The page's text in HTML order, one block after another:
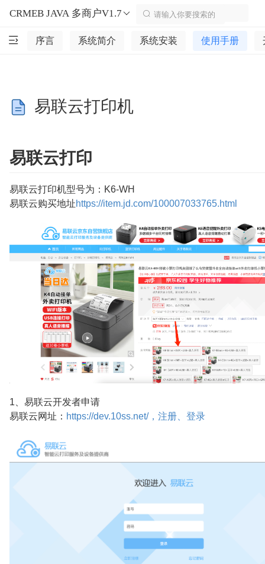
CRMEB JAVA 多商户V1.7
序言 系统简介 系统安装 使用手册
易联云打印机
易联云打印
易联云打印机型号为：K6-WH
易联云购买地址https://item.jd.com/100007033765.html
1、易联云开发者申请
易联云网址： https://dev.10ss.net/，注册、登录